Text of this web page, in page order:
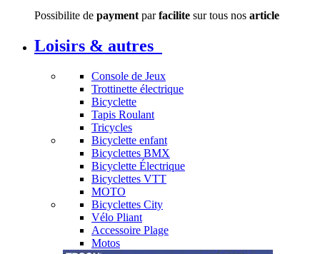
Possibilite de payment parfacilite sur tous nos article
Loisirs & autres
Console de Jeux
Trottinette électrique
Bicyclette
Tapis Roulant
Tricycles
Bicyclette enfant
Bicyclettes BMX
Bicyclette Électrique
Bicyclettes VTT
MOTO
Bicyclettes City
Vélo Pliant
Accessoire Plage
Motos